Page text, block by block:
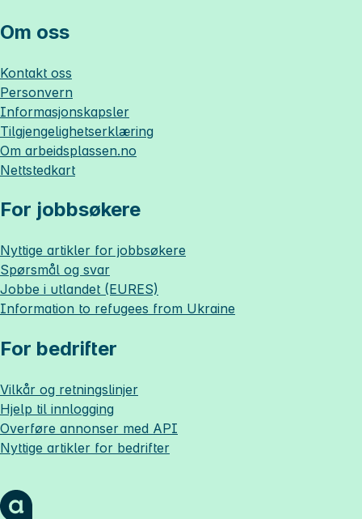
Om oss
Kontakt oss
Personvern
Informasjonskapsler
Tilgjengelighetserklæring
Om arbeidsplassen.no
Nettstedkart
For jobbsøkere
Nyttige artikler for jobbsøkere
Spørsmål og svar
Jobbe i utlandet (EURES)
Information to refugees from Ukraine
For bedrifter
Vilkår og retningslinjer
Hjelp til innlogging
Overføre annonser med API
Nyttige artikler for bedrifter